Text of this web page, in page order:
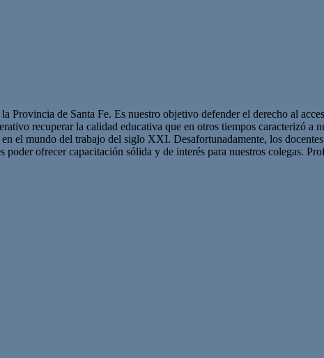
de Santa Fe. Es nuestro objetivo defender el derecho al
recuperar la calidad educativa que en otros tiempos caracterizó a
el mundo del trabajo del siglo XXI. Desafortunadamente, los
poder ofrecer capacitación sólida y de interés para nuestros colegas.